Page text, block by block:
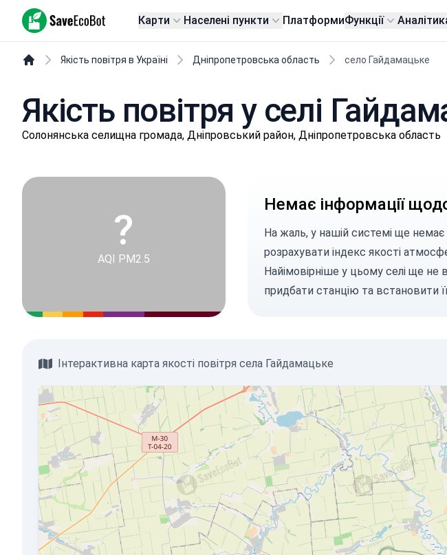
SaveEcoBot Карти Населені пункти ПлатформиФункції
Якість повітря в Україні Дніпропетровська область село Гайдамацьке
Якість повітря у селі
Сoлoнянськa селищнa громада, Дніпровський район, Дніпропетровська область
?
AQI PM2.5
Немає інформації
На жаль, у нашій системі ще немає
розрахувати індекс якості
Найімовірніше у цьому селі ще
придбати станцію та встановити
Інтерактивна карта якості повітря села Гайдамацьке